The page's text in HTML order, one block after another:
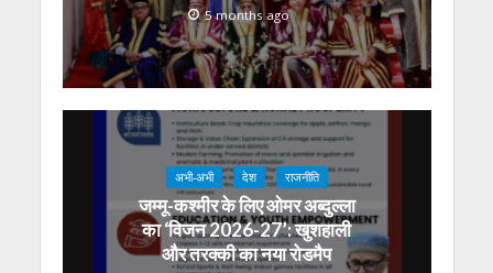
5 months ago
अभी-अभी देश राजनीति
जम्मू-कश्मीर के लिए ओमर अब्दुल्ला
का ‘विजन 2026-27’: खुशहाली
और तरक्की का नया रोडमैप